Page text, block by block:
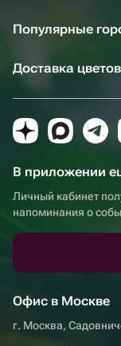
Популярные
Доставка
В приложении
Личный кабинет
напоминания о
Офис в Москве
г. Москва,